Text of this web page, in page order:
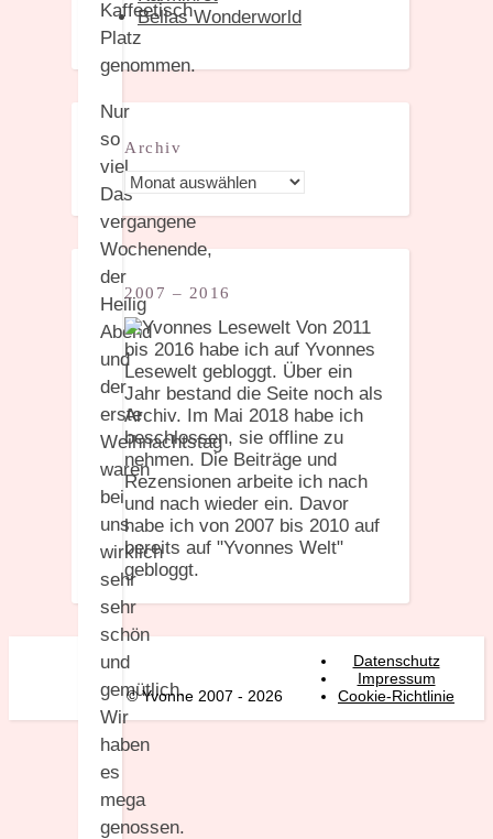
Kaffeetisch
Platz
genommen.
Nur
so
viel.
Das
vergangene
Wochenende,
der
Heilig
Abend
und
der
erste
Weihnachtstag
waren
bei
uns
wirklich
sehr
sehr
schön
und
gemütlich.
Wir
haben
es
mega
genossen.
Bellas Wonderworld
Archiv
Archiv
2007 – 2016
Von 2011
bis 2016 habe ich auf Yvonnes
Lesewelt gebloggt. Über ein
Jahr bestand die Seite noch als
Archiv. Im Mai 2018 habe ich
beschlossen, sie offline zu
nehmen. Die Beiträge und
Rezensionen arbeite ich nach
und nach wieder ein. Davor
habe ich von 2007 bis 2010 auf
bereits auf "Yvonnes Welt"
gebloggt.
© Yvonne 2007 - 2026
Datenschutz
Impressum
Cookie-Richtlinie